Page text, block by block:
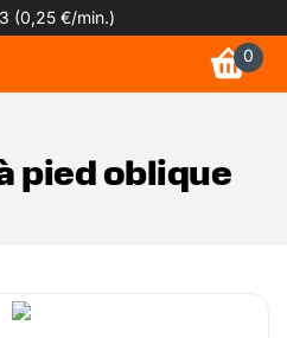
(0,25 €/min.)
0
pied oblique